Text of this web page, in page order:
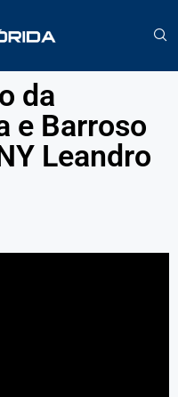
da
e Barroso
Leandro